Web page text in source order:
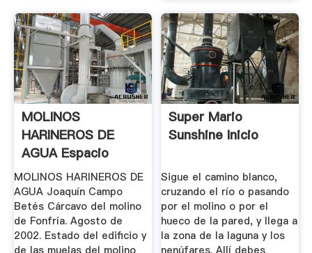
MOLINOS
HARINEROS DE
AGUA Espacio
Xiloca
MOLINOS HARINEROS DE
AGUA Joaquín Campo
Betés Cárcavo del molino
de Fonfría. Agosto de
2002. Estado del edificio y
Super Mario
Sunshine Inicio
Sigue el camino blanco,
cruzando el río o pasando
por el molino o por el
hueco de la pared, y llega a
la zona de la laguna y los